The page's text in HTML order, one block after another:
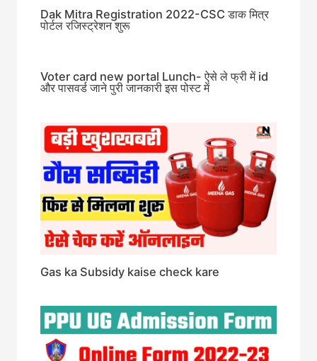
Dak Mitra Registration 2022-CSC डाक मित्र
पोर्टल रजिस्ट्रेशन शुरू
Voter card new portal Lunch- ऐसे ले फ्री में id
और पासवर्ड जाने पुरी जानकारी इस पोस्ट में
Gas ka Subsidy kaise check kare